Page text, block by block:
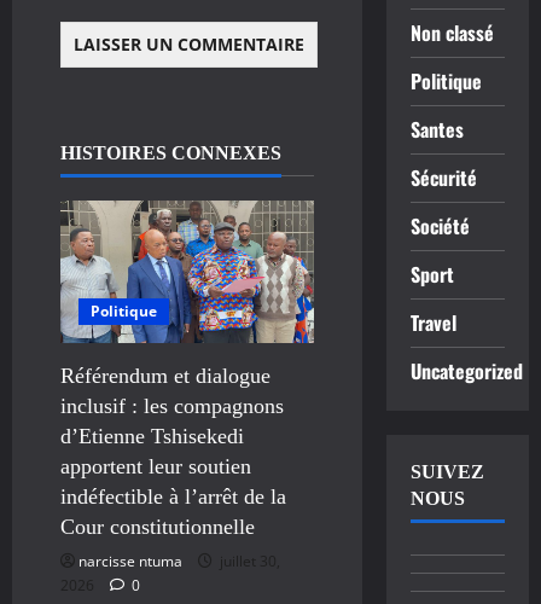
HISTOIRES CONNEXES
Politique
Référendum et dialogue
inclusif : les compagnons
d’Etienne Tshisekedi
apportent leur soutien
indéfectible à l’arrêt de la
Cour constitutionnelle
narcisse ntuma
juillet 30,
2026
0
Non classé
Politique
Santes
Sécurité
Société
Sport
Travel
Uncategorized
SUIVEZ
NOUS